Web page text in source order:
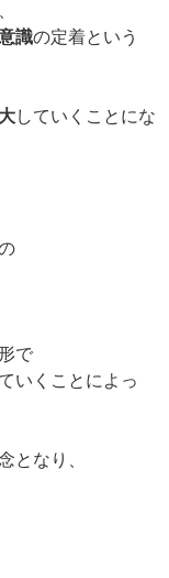
識の定着という
していくことにな
で
いくことによっ
となり、